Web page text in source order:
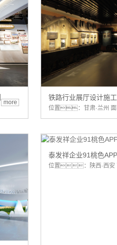
more
铁路行业展厅设计施
位置：甘肃·兰州
泰发祥企业91桃色
位置：陕西·西